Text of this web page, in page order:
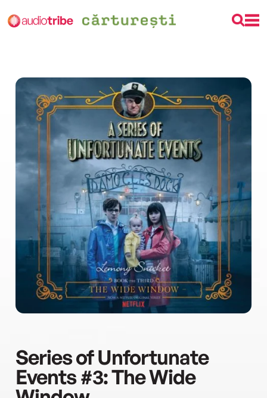
Series of Unfortunate
Events #3: The Wide